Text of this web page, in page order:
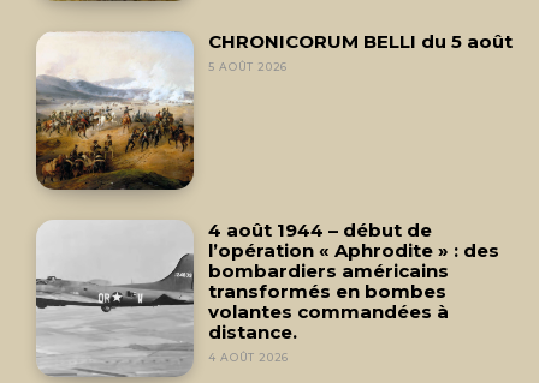
CHRONICORUM BELLI du 5 août
5 AOÛT 2026
4 août 1944 – début de
l’opération « Aphrodite » : des
bombardiers américains
transformés en bombes
volantes commandées à
distance.
4 AOÛT 2026